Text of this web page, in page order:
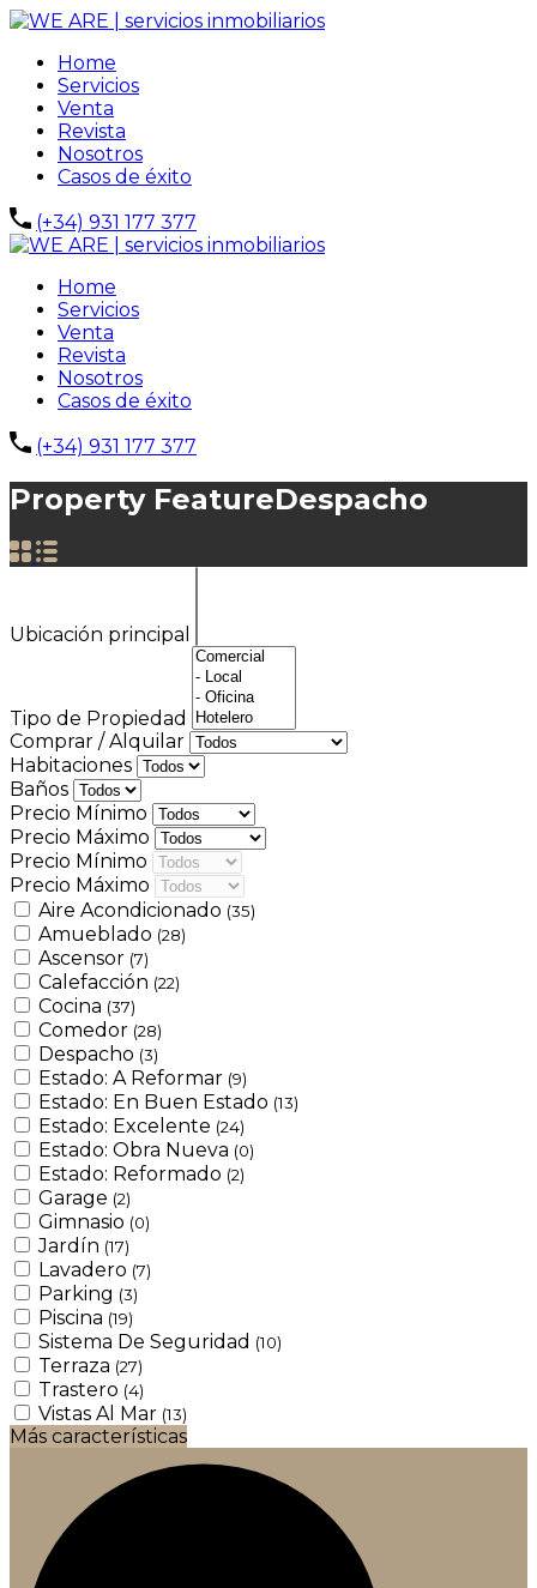
Home
Servicios
Venta
Revista
Nosotros
Casos de éxito
(+34) 931 177 377
Home
Servicios
Venta
Revista
Nosotros
Casos de éxito
(+34) 931 177 377
Property FeatureDespacho
Ubicación principal
Tipo de Propiedad
Comprar / Alquilar
Habitaciones
Baños
Precio Mínimo
Precio Máximo
Precio Mínimo
Precio Máximo
Aire Acondicionado (35)
Amueblado (28)
Ascensor (7)
Calefacción (22)
Cocina (37)
Comedor (28)
Despacho (3)
Estado: A Reformar (9)
Estado: En Buen Estado (13)
Estado: Excelente (24)
Estado: Obra Nueva (0)
Estado: Reformado (2)
Garage (2)
Gimnasio (0)
Jardín (17)
Lavadero (7)
Parking (3)
Piscina (19)
Sistema De Seguridad (10)
Terraza (27)
Trastero (4)
Vistas Al Mar (13)
Más características